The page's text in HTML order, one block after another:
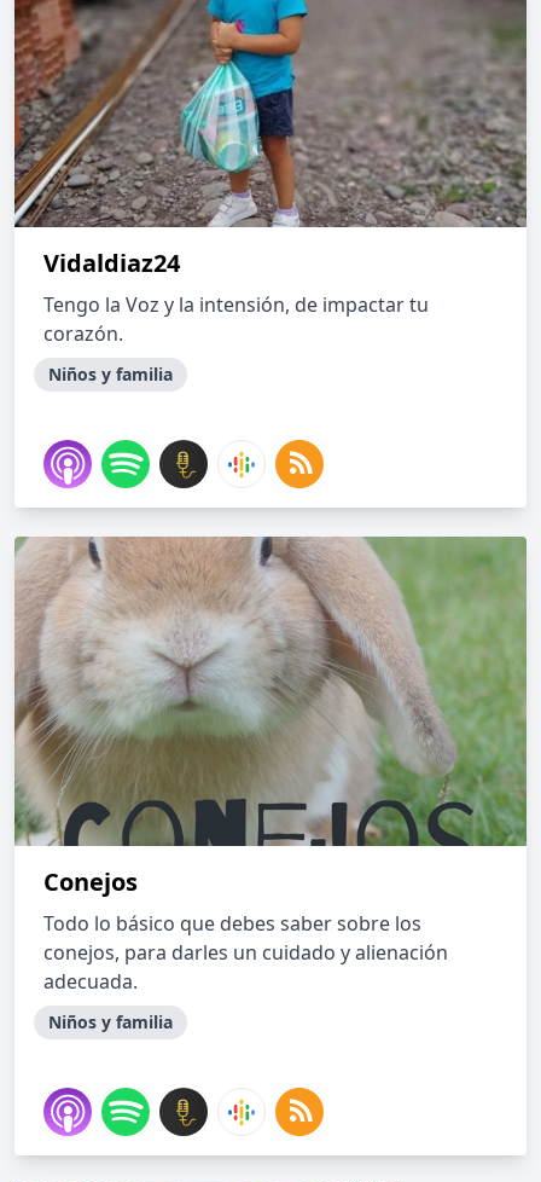
Vidaldiaz24
Tengo la Voz y la intensión, de impactar tu
corazón.
Niños y familia
Conejos
Todo lo básico que debes saber sobre los
conejos, para darles un cuidado y alienación
adecuada.
Niños y familia